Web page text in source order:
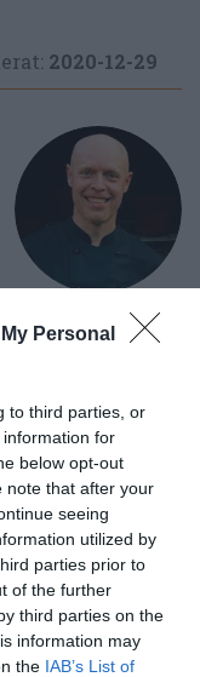
Personal
to third parties, or
for
below opt-out
note that after your
seeing
utilized by
parties prior to
of the further
third parties on the
information may
the IAB’s List of
2020-12-29
På denna sida
recept för alla
så att du ska
hemma. Läs mer